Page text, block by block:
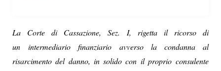
La Corte di Cassazione, Sez. I, rigetta il ricorso di
un intermediario finanziario avverso la condanna al
risarcimento del danno, in solido con il proprio consulente